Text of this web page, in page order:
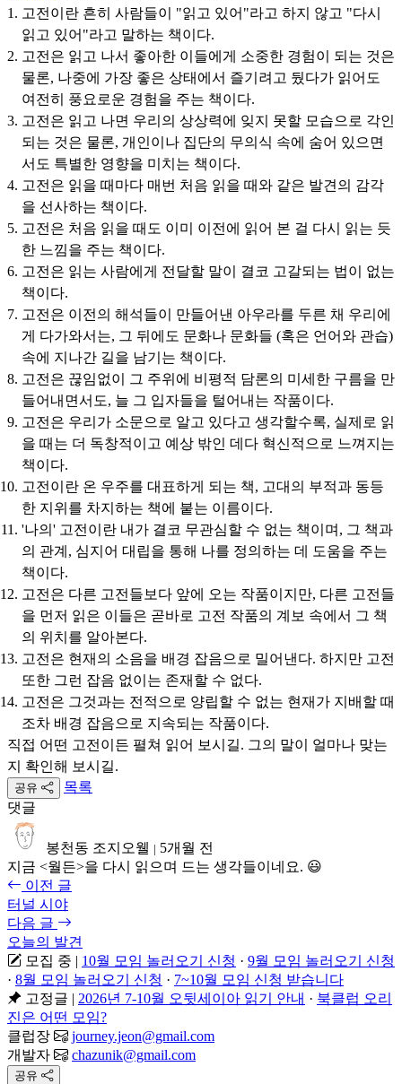
고전이란 흔히 사람들이 "읽고 있어"라고 하지 않고 "다시
읽고 있어"라고 말하는 책이다.
고전은 읽고 나서 좋아한 이들에게 소중한 경험이 되는 것은
물론, 나중에 가장 좋은 상태에서 즐기려고 뒀다가 읽어도
여전히 풍요로운 경험을 주는 책이다.
고전은 읽고 나면 우리의 상상력에 잊지 못할 모습으로 각인
되는 것은 물론, 개인이나 집단의 무의식 속에 숨어 있으면
서도 특별한 영향을 미치는 책이다.
고전은 읽을 때마다 매번 처음 읽을 때와 같은 발견의 감각
을 선사하는 책이다.
고전은 처음 읽을 때도 이미 이전에 읽어 본 걸 다시 읽는 듯
한 느낌을 주는 책이다.
고전은 읽는 사람에게 전달할 말이 결코 고갈되는 법이 없는
책이다.
고전은 이전의 해석들이 만들어낸 아우라를 두른 채 우리에
게 다가와서는, 그 뒤에도 문화나 문화들 (혹은 언어와 관습)
속에 지나간 길을 남기는 책이다.
고전은 끊임없이 그 주위에 비평적 담론의 미세한 구름을 만
들어내면서도, 늘 그 입자들을 털어내는 작품이다.
고전은 우리가 소문으로 알고 있다고 생각할수록, 실제로 읽
을 때는 더 독창적이고 예상 밖인 데다 혁신적으로 느껴지는
책이다.
고전이란 온 우주를 대표하게 되는 책, 고대의 부적과 동등
한 지위를 차지하는 책에 붙는 이름이다.
'나의' 고전이란 내가 결코 무관심할 수 없는 책이며, 그 책과
의 관계, 심지어 대립을 통해 나를 정의하는 데 도움을 주는
책이다.
고전은 다른 고전들보다 앞에 오는 작품이지만, 다른 고전들
을 먼저 읽은 이들은 곧바로 고전 작품의 계보 속에서 그 책
의 위치를 알아본다.
고전은 현재의 소음을 배경 잡음으로 밀어낸다. 하지만 고전
또한 그런 잡음 없이는 존재할 수 없다.
고전은 그것과는 전적으로 양립할 수 없는 현재가 지배할 때
조차 배경 잡음으로 지속되는 작품이다.
직접 어떤 고전이든 펼쳐 읽어 보시길. 그의 말이 얼마나 맞는
지 확인해 보시길.
공유
목록
댓글
봉천동 조지오웰 | 5개월 전
지금 <월든>을 다시 읽으며 드는 생각들이네요. 😃
이전 글
터널 시야
다음 글
오늘의 발견
모집 중 | 10월 모임 놀러오기 신청 · 9월 모임 놀러오기 신청
· 8월 모임 놀러오기 신청 · 7~10월 모임 신청 받습니다
고정글 | 2026년 7-10월 오뒷세이아 읽기 안내 · 북클럽 오리
진은 어떤 모임?
클럽장
journey.jeon@gmail.com
개발자
chazunik@gmail.com
공유